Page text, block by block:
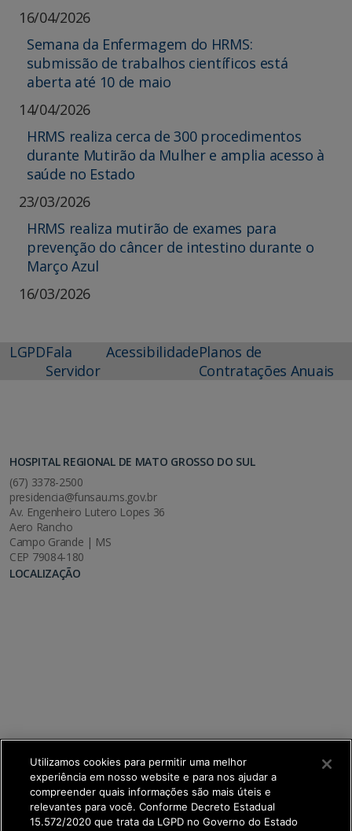
16/04/2026
Semana da Enfermagem do HRMS:
submissão de trabalhos científicos está
aberta até 10 de maio
14/04/2026
HRMS realiza cerca de 300 procedimentos
durante Mutirão da Mulher e amplia acesso à
saúde no Estado
23/03/2026
HRMS realiza mutirão de exames para
prevenção do câncer de intestino durante o
Março Azul
16/03/2026
LGPDFala
Servidor
AcessibilidadePlanos de
Contratações Anuais
HOSPITAL REGIONAL DE MATO GROSSO DO SUL
(67) 3378-2500
presidencia@funsau.ms.gov.br
Av. Engenheiro Lutero Lopes 36
Aero Rancho
Campo Grande | MS
CEP 79084-180
LOCALIZAÇÃO
Utilizamos cookies para permitir uma melhor
experiência em nosso website e para nos ajudar a
compreender quais informações são mais úteis e
relevantes para você. Conforme Decreto Estadual
15.572/2020 que trata da LGPD no Governo do Estado